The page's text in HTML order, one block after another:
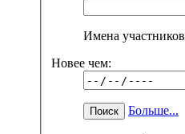
Имена участников
Новее чем:
Больше...